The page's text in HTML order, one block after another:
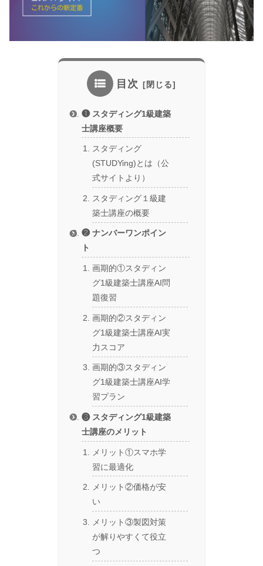
目次
❶ スタディング1級建築
士講座概要
スタディング
(STUDYing)とは（公
式サイトより）
スタディング１級建
築士講座の概要
❷ ナンバーワンポイン
ト
画期的①スタディン
グ1級建築士講座AI問
題復習
画期的②スタディン
グ1級建築士講座AI実
力スコア
画期的③スタディン
グ1級建築士講座AI学
習プラン
❸ スタディング1級建築
士講座のメリット
メリット①スマホ学
習に最適化
メリット②価格が安
い
メリット③製図対策
が解りやすくて役立
つ